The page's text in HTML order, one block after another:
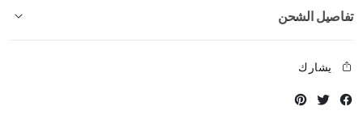
تفاصيل الشحن
يشارك
Facebook
Twitter